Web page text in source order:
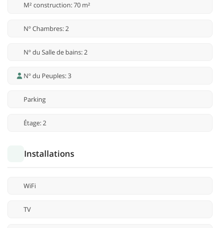
M² construction: 70 m²
Nº Chambres: 2
Nº du Salle de bains: 2
Nº du Peuples: 3
Parking
Étage: 2
Installations
WiFi
TV